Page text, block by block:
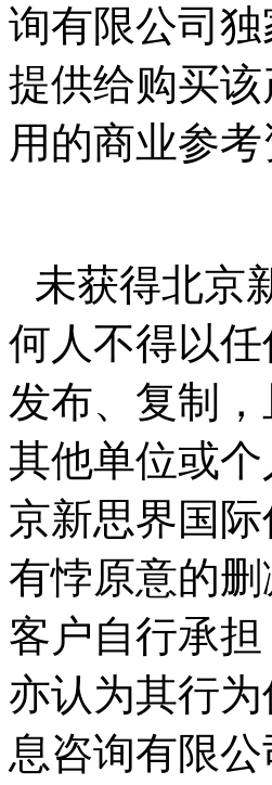
询有限公司
提供给购买
用的商业参考
未获得北京
何人不得以
发布、复制
其他单位或
京新思界国
有悖原意的
客户自行承
亦认为其行
息咨询有限